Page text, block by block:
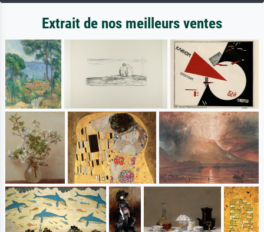
Extrait de nos meilleurs ventes